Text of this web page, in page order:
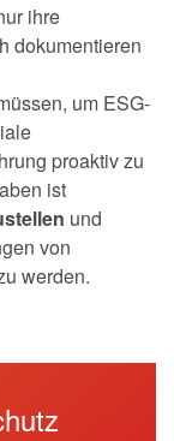
ihre
dokumentieren
um ESG-
proaktiv zu
ist
und
von
werden.